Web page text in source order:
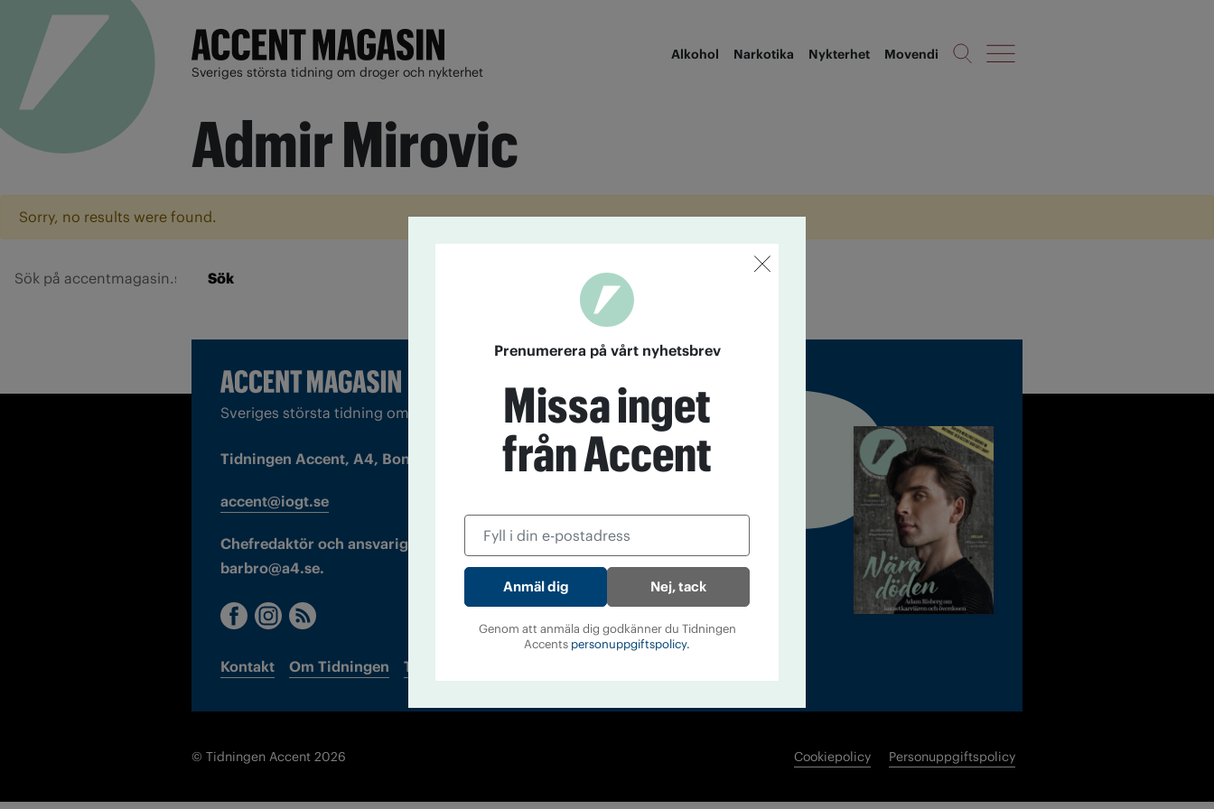
Sveriges största tidning om droger och nykterhet
Alkohol Narkotika Nykterhet Movendi
Admir Mirovic
Sorry, no results were found.
Sök
Sveriges största tidning om droger och nykterhet
Tidningen Accent, A4, Bondegatan 21, 116 33 Stockholm
accent@iogt.se
Chefredaktör och ansvarig utgivare: Barbro Janson Lundkvist,
barbro@a4.se.
Kontakt Om Tidningen Tidningsarkiv
© Tidningen Accent 2026 Cookiepolicy Personuppgiftspolicy
Prenumerera på vårt nyhetsbrev
Missa inget
från Accent
Nej, tack
Genom att anmäla dig godkänner du Tidningen
Accents personuppgiftspolicy.